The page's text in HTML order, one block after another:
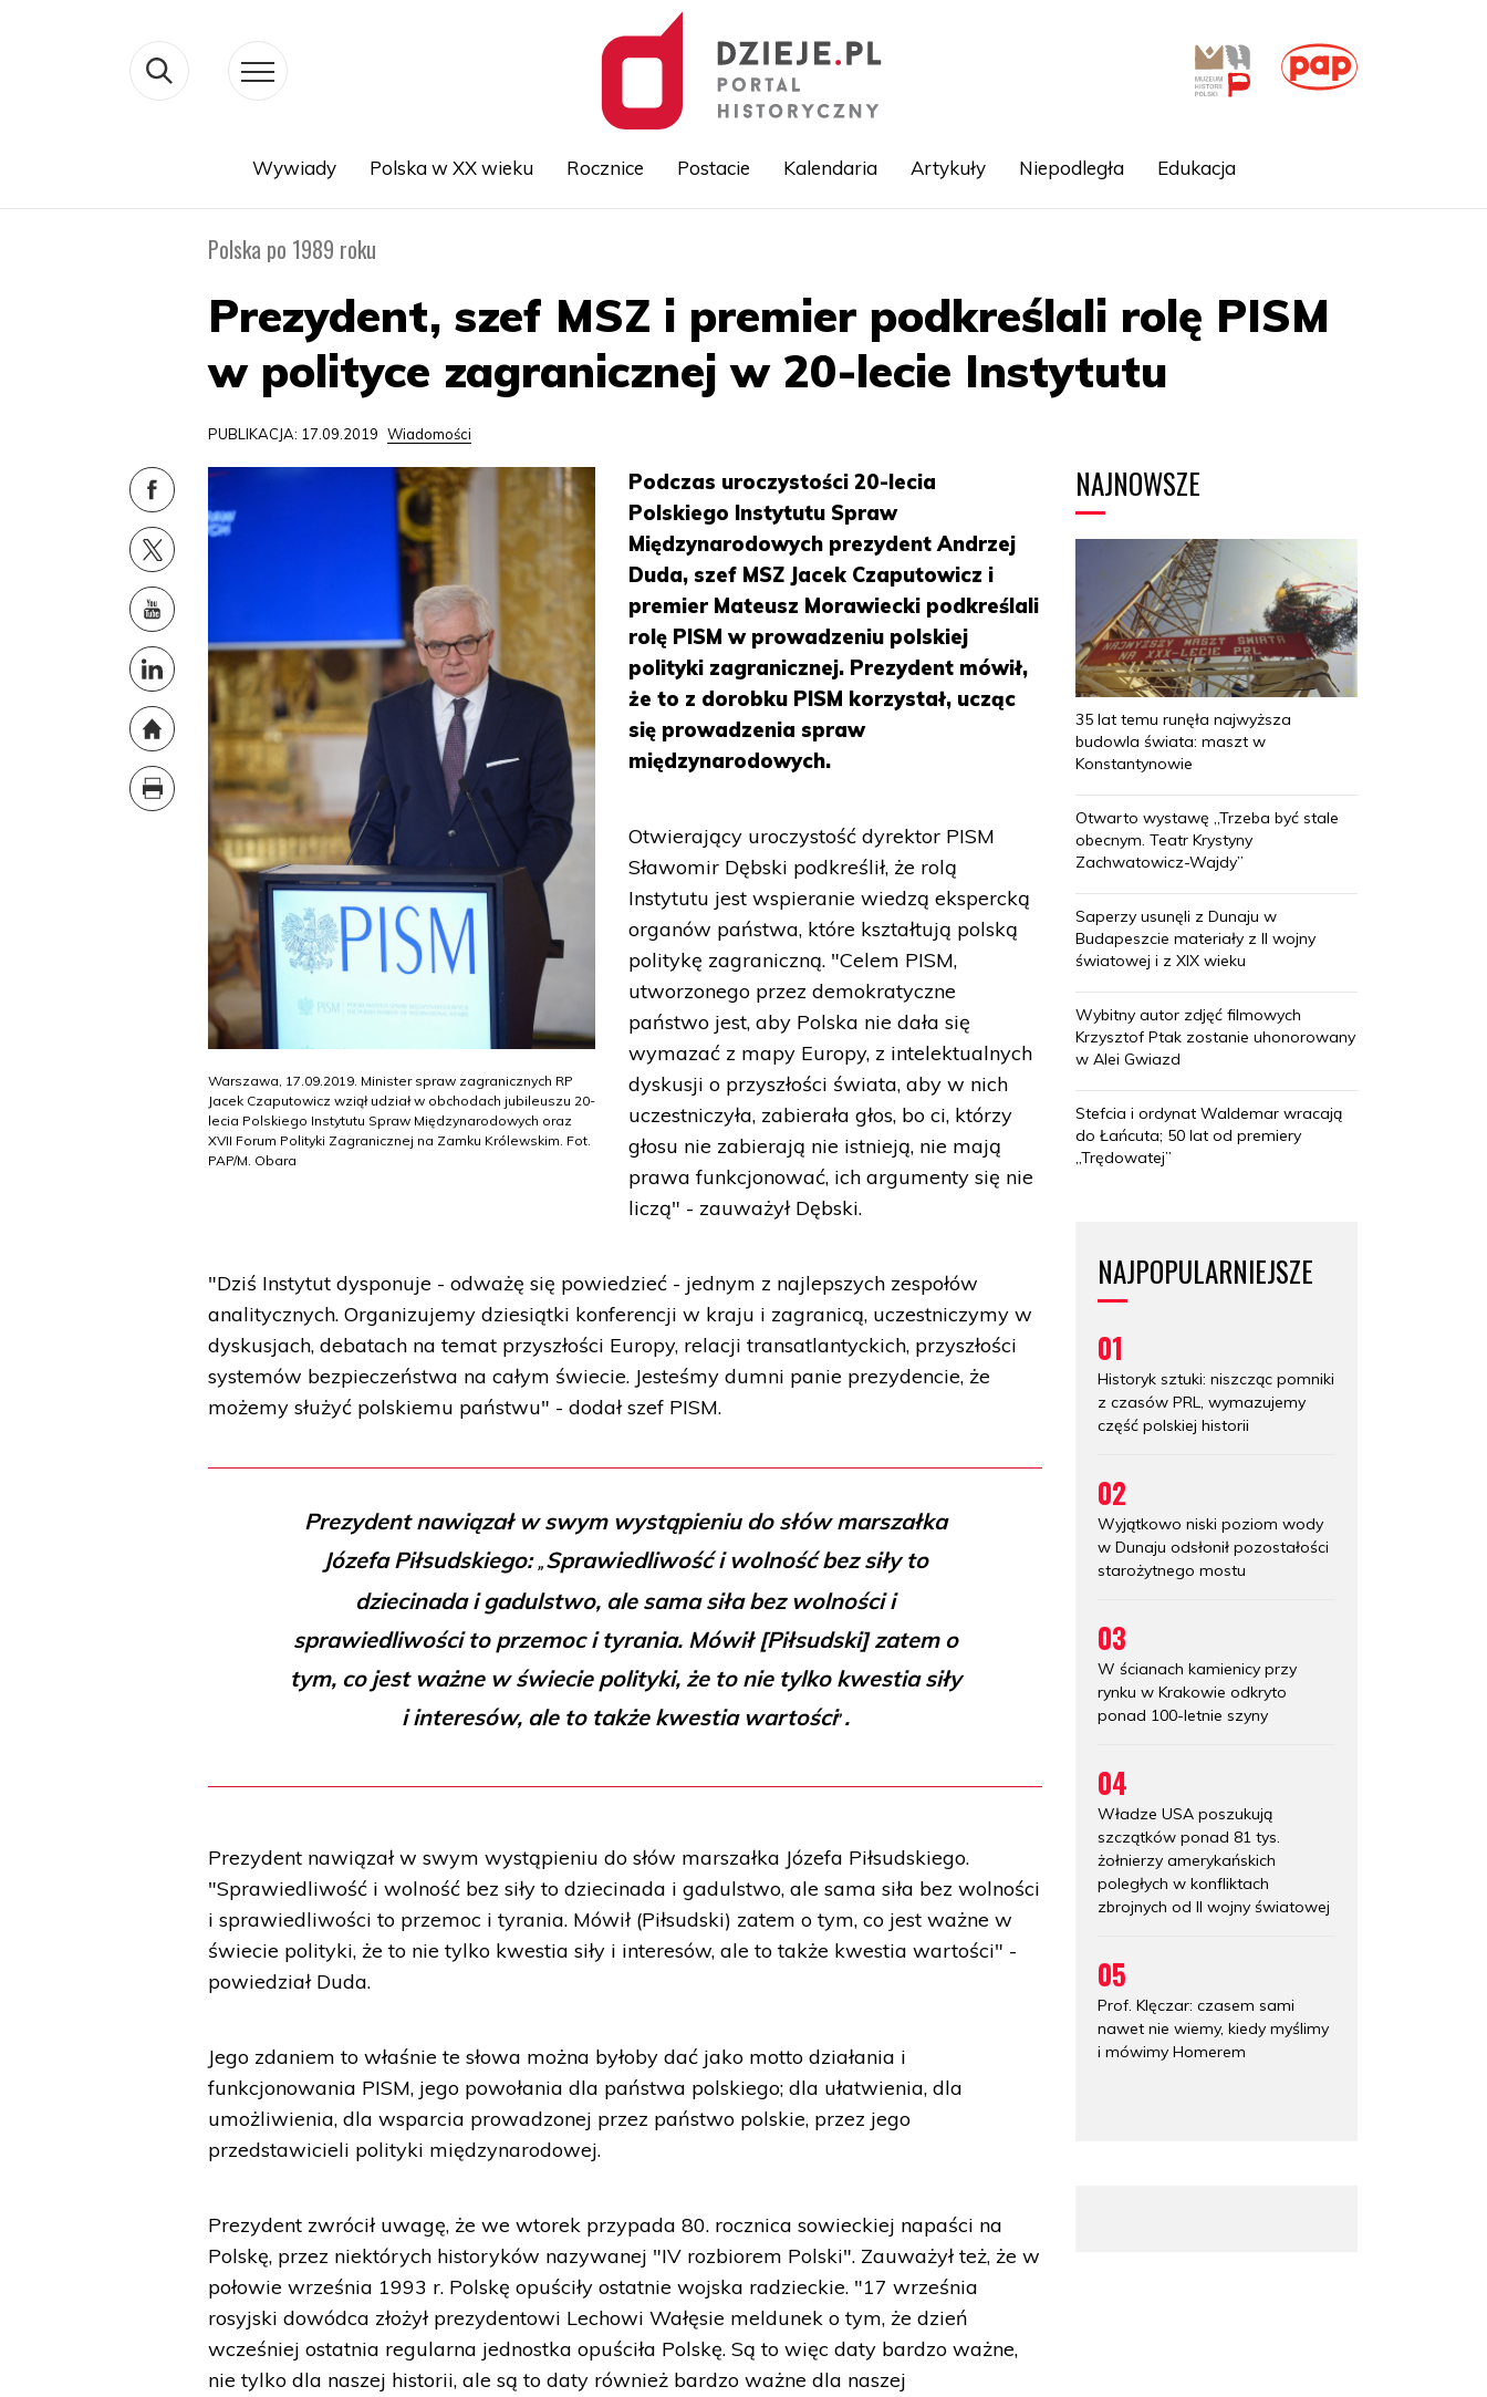
Wywiady Polska w XX wieku Rocznice Postacie Kalendaria Artykuły Niepodległa Edukacja
Polska po 1989 roku
Prezydent, szef MSZ i premier podkreślali rolę PISM
w polityce zagranicznej w 20-lecie Instytutu
PUBLIKACJA: 17.09.2019 Wiadomości
Warszawa, 17.09.2019. Minister spraw zagranicznych RP
Jacek Czaputowicz wziął udział w obchodach jubileuszu 20-
lecia Polskiego Instytutu Spraw Międzynarodowych oraz
XVII Forum Polityki Zagranicznej na Zamku Królewskim. Fot.
PAP/M. Obara
Podczas uroczystości 20-lecia
Polskiego Instytutu Spraw
Międzynarodowych prezydent Andrzej
Duda, szef MSZ Jacek Czaputowicz i
premier Mateusz Morawiecki podkreślali
rolę PISM w prowadzeniu polskiej
polityki zagranicznej. Prezydent mówił,
że to z dorobku PISM korzystał, ucząc
się prowadzenia spraw
międzynarodowych.
Otwierający uroczystość dyrektor PISM
Sławomir Dębski podkreślił, że rolą
Instytutu jest wspieranie wiedzą ekspercką
organów państwa, które kształtują polską
politykę zagraniczną. "Celem PISM,
utworzonego przez demokratyczne
państwo jest, aby Polska nie dała się
wymazać z mapy Europy, z intelektualnych
dyskusji o przyszłości świata, aby w nich
uczestniczyła, zabierała głos, bo ci, którzy
głosu nie zabierają nie istnieją, nie mają
prawa funkcjonować, ich argumenty się nie
liczą" - zauważył Dębski.
"Dziś Instytut dysponuje - odważę się powiedzieć - jednym z najlepszych zespołów
analitycznych. Organizujemy dziesiątki konferencji w kraju i zagranicą, uczestniczymy w
dyskusjach, debatach na temat przyszłości Europy, relacji transatlantyckich, przyszłości
systemów bezpieczeństwa na całym świecie. Jesteśmy dumni panie prezydencie, że
możemy służyć polskiemu państwu" - dodał szef PISM.
Prezydent nawiązał w swym wystąpieniu do słów marszałka
Józefa Piłsudskiego: „ Sprawiedliwość i wolność bez siły to
dziecinada i gadulstwo, ale sama siła bez wolności i
sprawiedliwości to przemoc i tyrania. Mówił [Piłsudski] zatem o
tym, co jest ważne w świecie polityki, że to nie tylko kwestia siły
i interesów, ale to także kwestia wartości” .
Prezydent nawiązał w swym wystąpieniu do słów marszałka Józefa Piłsudskiego.
"Sprawiedliwość i wolność bez siły to dziecinada i gadulstwo, ale sama siła bez wolności
i sprawiedliwości to przemoc i tyrania. Mówił (Piłsudski) zatem o tym, co jest ważne w
świecie polityki, że to nie tylko kwestia siły i interesów, ale to także kwestia wartości" -
powiedział Duda.
Jego zdaniem to właśnie te słowa można byłoby dać jako motto działania i
funkcjonowania PISM, jego powołania dla państwa polskiego; dla ułatwienia, dla
umożliwienia, dla wsparcia prowadzonej przez państwo polskie, przez jego
przedstawicieli polityki międzynarodowej.
Prezydent zwrócił uwagę, że we wtorek przypada 80. rocznica sowieckiej napaści na
Polskę, przez niektórych historyków nazywanej "IV rozbiorem Polski". Zauważył też, że w
połowie września 1993 r. Polskę opuściły ostatnie wojska radzieckie. "17 września
rosyjski dowódca złożył prezydentowi Lechowi Wałęsie meldunek o tym, że dzień
wcześniej ostatnia regularna jednostka opuściła Polskę. Są to więc daty bardzo ważne,
nie tylko dla naszej historii, ale są to daty również bardzo ważne dla naszej
NAJNOWSZE
35 lat temu runęła najwyższa
budowla świata: maszt w
Konstantynowie
Otwarto wystawę „Trzeba być stale
obecnym. Teatr Krystyny
Zachwatowicz-Wajdy”
Saperzy usunęli z Dunaju w
Budapeszcie materiały z II wojny
światowej i z XIX wieku
Wybitny autor zdjęć filmowych
Krzysztof Ptak zostanie uhonorowany
w Alei Gwiazd
Stefcia i ordynat Waldemar wracają
do Łańcuta; 50 lat od premiery
„Trędowatej”
NAJPOPULARNIEJSZE
01
Historyk sztuki: niszcząc pomniki
z czasów PRL, wymazujemy
część polskiej historii
02
Wyjątkowo niski poziom wody
w Dunaju odsłonił pozostałości
starożytnego mostu
03
W ścianach kamienicy przy
rynku w Krakowie odkryto
ponad 100-letnie szyny
04
Władze USA poszukują
szczątków ponad 81 tys.
żołnierzy amerykańskich
poległych w konfliktach
zbrojnych od II wojny światowej
05
Prof. Klęczar: czasem sami
nawet nie wiemy, kiedy myślimy
i mówimy Homerem